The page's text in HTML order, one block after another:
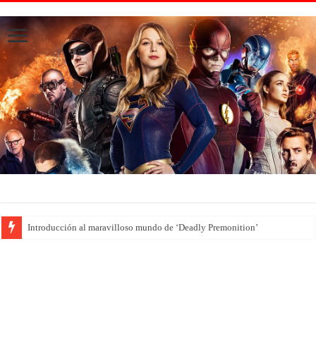
Introducción al maravilloso mundo de ‘Deadly Premonition’